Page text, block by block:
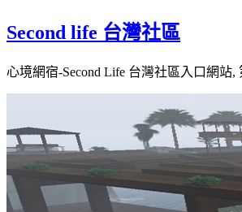
to
Second life 台灣社區
心境網宿-Second Life 台灣社區入口網站